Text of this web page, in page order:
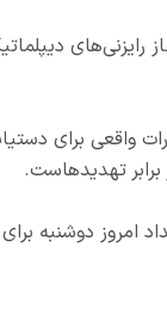
واقعی برای
تهدیدهاست.
امروز دوشنبه